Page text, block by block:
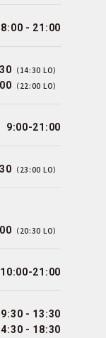
8:00 - 21:00
（14:30 LO）
（22:00 LO）
9:00-21:00
（23:00 LO）
（20:30 LO）
10:00-21:00
9:30 - 13:30
- 18:30